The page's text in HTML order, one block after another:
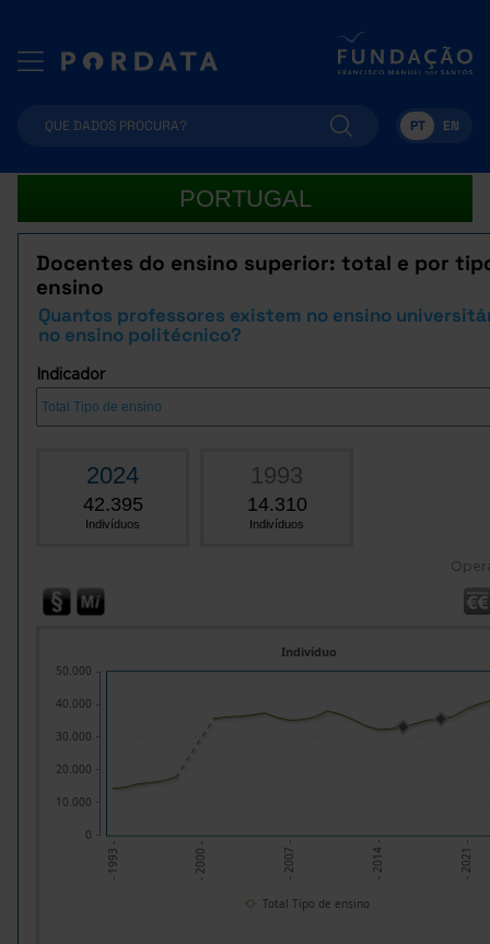
PT EN
PORTUGAL
Docentes do ensino superior: total e por
ensino
Quantos professores existem no ensino
no ensino politécnico?
Indicador
2024
42.395
Indivíduos
1993
14.310
Indivíduos
- 1993 - - 2000 - - 2007 - - 2014 - - 2021 -
Indivíduo
0
10.000
20.000
30.000
40.000
50.000
Total Tipo de ensino